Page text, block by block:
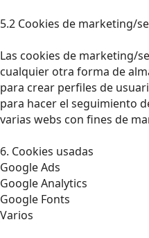
5.2 Cookies de marketing/
Las cookies de marketing/
cualquier otra forma de
para crear perfiles de
para hacer el seguimiento
varias webs con fines de
6. Cookies usadas
Google Ads
Google Analytics
Google Fonts
Varios